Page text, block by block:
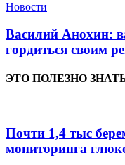
Новости
Василий Анохин:
гордиться своим
ЭТО ПОЛЕЗНО
Почти 1,4 тыс
мониторинга